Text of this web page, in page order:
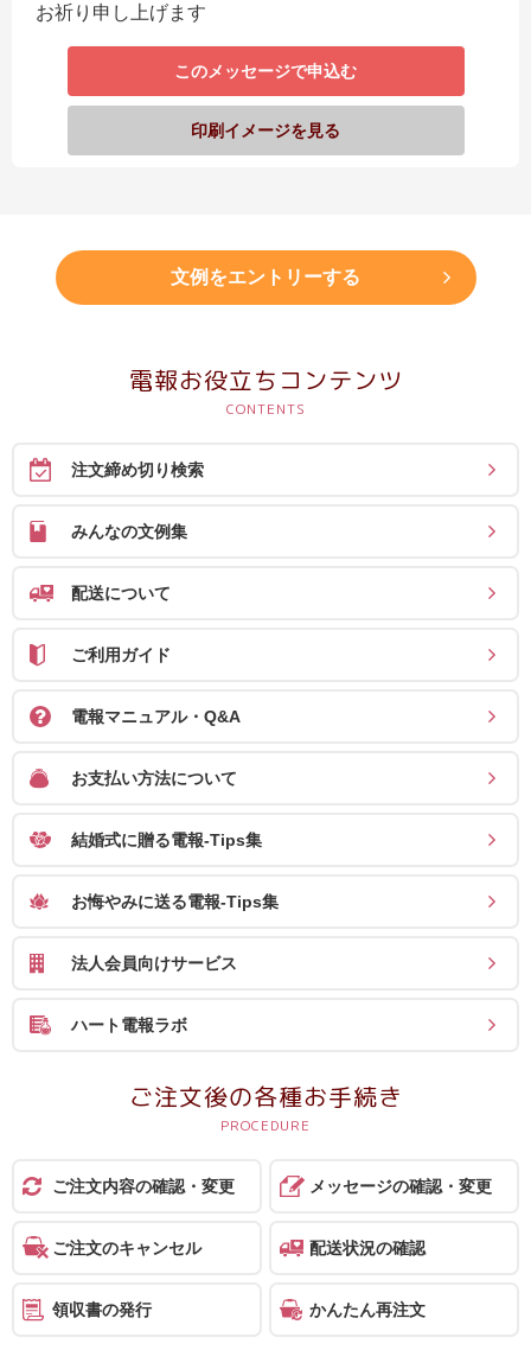
お祈り申し上げます
このメッセージで申込む
印刷イメージを見る
文例をエントリーする
電報お役立ちコンテンツ
注文締め切り検索
みんなの文例集
配送について
ご利用ガイド
電報マニュアル・Q&A
お支払い方法について
結婚式に贈る電報-Tips集
お悔やみに送る電報-Tips集
法人会員向けサービス
ハート電報ラボ
ご注文後の各種お手続き
ご注文内容の確認・変更 メッセージの確認・変更
ご注文のキャンセル 配送状況の確認
領収書の発行 かんたん再注文